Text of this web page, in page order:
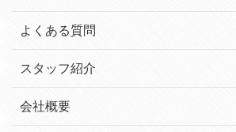
よくある質問
スタッフ紹介
会社概要